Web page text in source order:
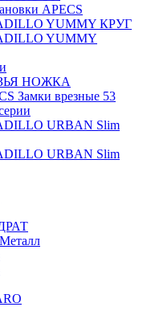
APECS
YUMMY КРУГ
YUMMY
НОЖКА
Замки врезные 53
URBAN Slim
URBAN Slim